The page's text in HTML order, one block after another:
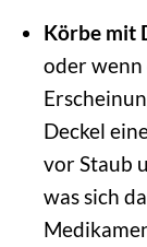
Körbe mit
oder wenn
Deckel
vor Staub
was sich